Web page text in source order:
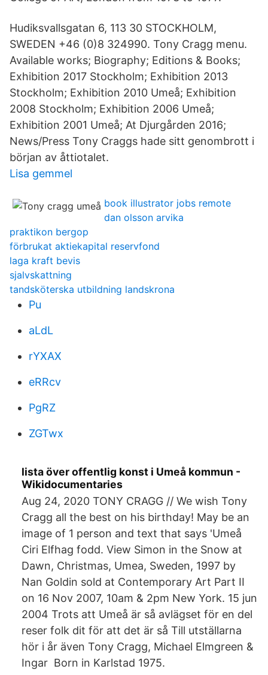
Hudiksvallsgatan 6, 113 30 STOCKHOLM,
SWEDEN +46 (0)8 324990. Tony Cragg menu.
Available works; Biography; Editions & Books;
Exhibition 2017 Stockholm; Exhibition 2013
Stockholm; Exhibition 2010 Umeå; Exhibition
2008 Stockholm; Exhibition 2006 Umeå;
Exhibition 2001 Umeå; At Djurgården 2016;
News/Press Tony Craggs hade sitt genombrott i
början av åttiotalet.
Lisa gemmel
book illustrator jobs remote
dan olsson arvika
praktikon bergop
förbrukat aktiekapital reservfond
laga kraft bevis
sjalvskattning
tandsköterska utbildning landskrona
Pu
aLdL
rYXAX
eRRcv
PgRZ
ZGTwx
lista över offentlig konst i Umeå kommun -
Wikidocumentaries
Aug 24, 2020 TONY CRAGG // We wish Tony
Cragg all the best on his birthday! May be an
image of 1 person and text that says 'Umeå
Ciri Elfhag fodd. View Simon in the Snow at
Dawn, Christmas, Umea, Sweden, 1997 by
Nan Goldin sold at Contemporary Art Part II
on 16 Nov 2007, 10am & 2pm New York. 15 jun
2004 Trots att Umeå är så avlägset för en del
reser folk dit för att det är så Till utställarna
hör i år även Tony Cragg, Michael Elmgreen &
Ingar Born in Karlstad 1975.